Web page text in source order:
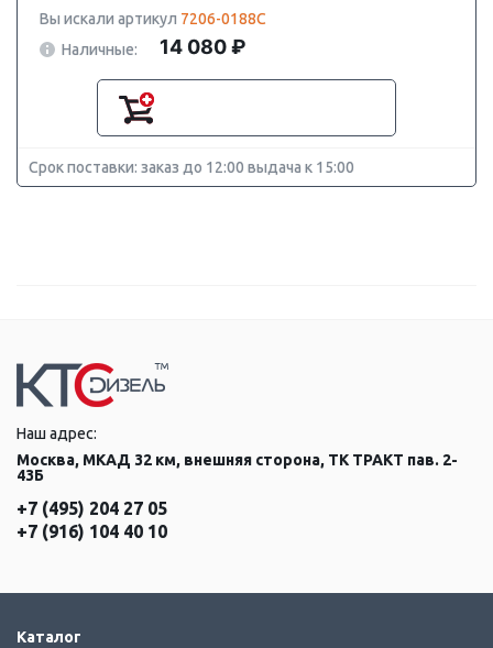
Вы искали артикул 7206-0188C
Наличные:
14 080 ₽
Срок поставки: заказ до 12:00 выдача к 15:00
Наш адрес:
Москва, МКАД 32 км, внешняя сторона, ТК ТРАКТ пав. 2-
43Б
+7 (495) 204 27 05
+7 (916) 104 40 10
Каталог